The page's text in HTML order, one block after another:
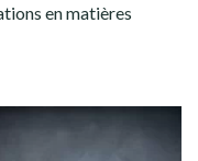
en matières